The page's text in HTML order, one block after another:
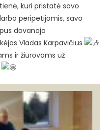
kuri pristatė savo
peripetijomis, savo
dovanojo
Vladas Karpavičius
ir žiūrovams už